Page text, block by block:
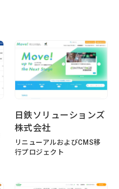
Blog
ブログ
News
お知らせ
日鉄ソリューションズ
株式会社
リニューアルおよびCMS移
行プロジェクト